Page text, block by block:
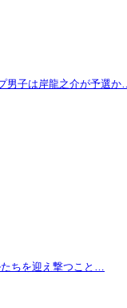
男子は岸龍之介が予選か…
ちを迎え撃つこと…